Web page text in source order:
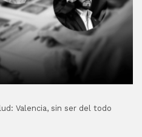
Valencia, sin ser del todo